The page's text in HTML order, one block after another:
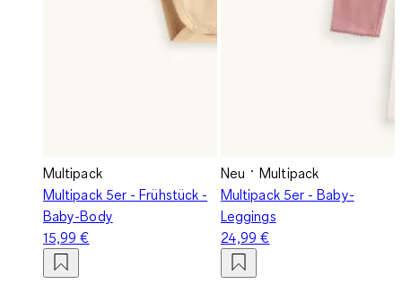
Multipack
Multipack 5er - Frühstück -
Baby-Body
15,99 €
Neu
Multipack
Multipack 5er - Baby-
Leggings
24,99 €